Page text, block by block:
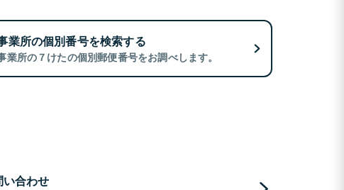
業所の個別番号を検索する
業所の７けたの個別郵便番号をお調べします。
い合わせ